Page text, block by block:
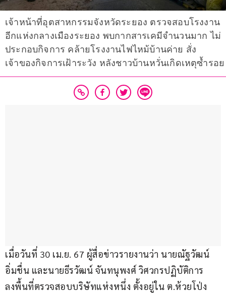
เจ้าหน้าที่อุตสาหกรรมจังหวัดระยอง ตรวจสอบโรงงาน
อีกแห่งกลางเมืองระยอง พบกากสารเคมีจำนวนมาก ไม่
ประกอบกิจการ คล้ายโรงงานไฟไหม้บ้านค่าย สั่ง
เจ้าของกิจการเฝ้าระวัง หลังชาวบ้านหวั่นเกิดเหตุซ้ำรอย
เมื่อวันที่ 30 เม.ย. 67 ผู้สื่อข่าวรายงานว่า นายณัฐวัฒน์
อิ่มชื่น และนายธีรวัฒน์ จันทนุพงศ์ วิศวกรปฏิบัติการ
ลงพื้นที่ตรวจสอบบริษัทแห่งหนึ่ง ตั้งอยู่ใน ต.ห้วยโป่ง